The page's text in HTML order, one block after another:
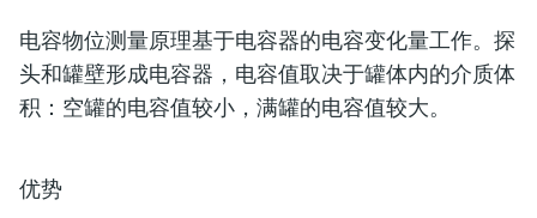
电容物位测量原理基于电容器的电容变化量工作。探
头和罐壁形成电容器，电容值取决于罐体内的介质体
积：空罐的电容值较小，满罐的电容值较大。
优势